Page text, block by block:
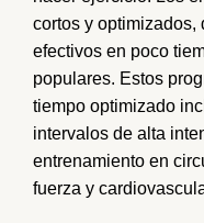
cortos y optimizados,
efectivos en poco
populares. Estos
tiempo optimizado
intervalos de alta
entrenamiento en
fuerza y